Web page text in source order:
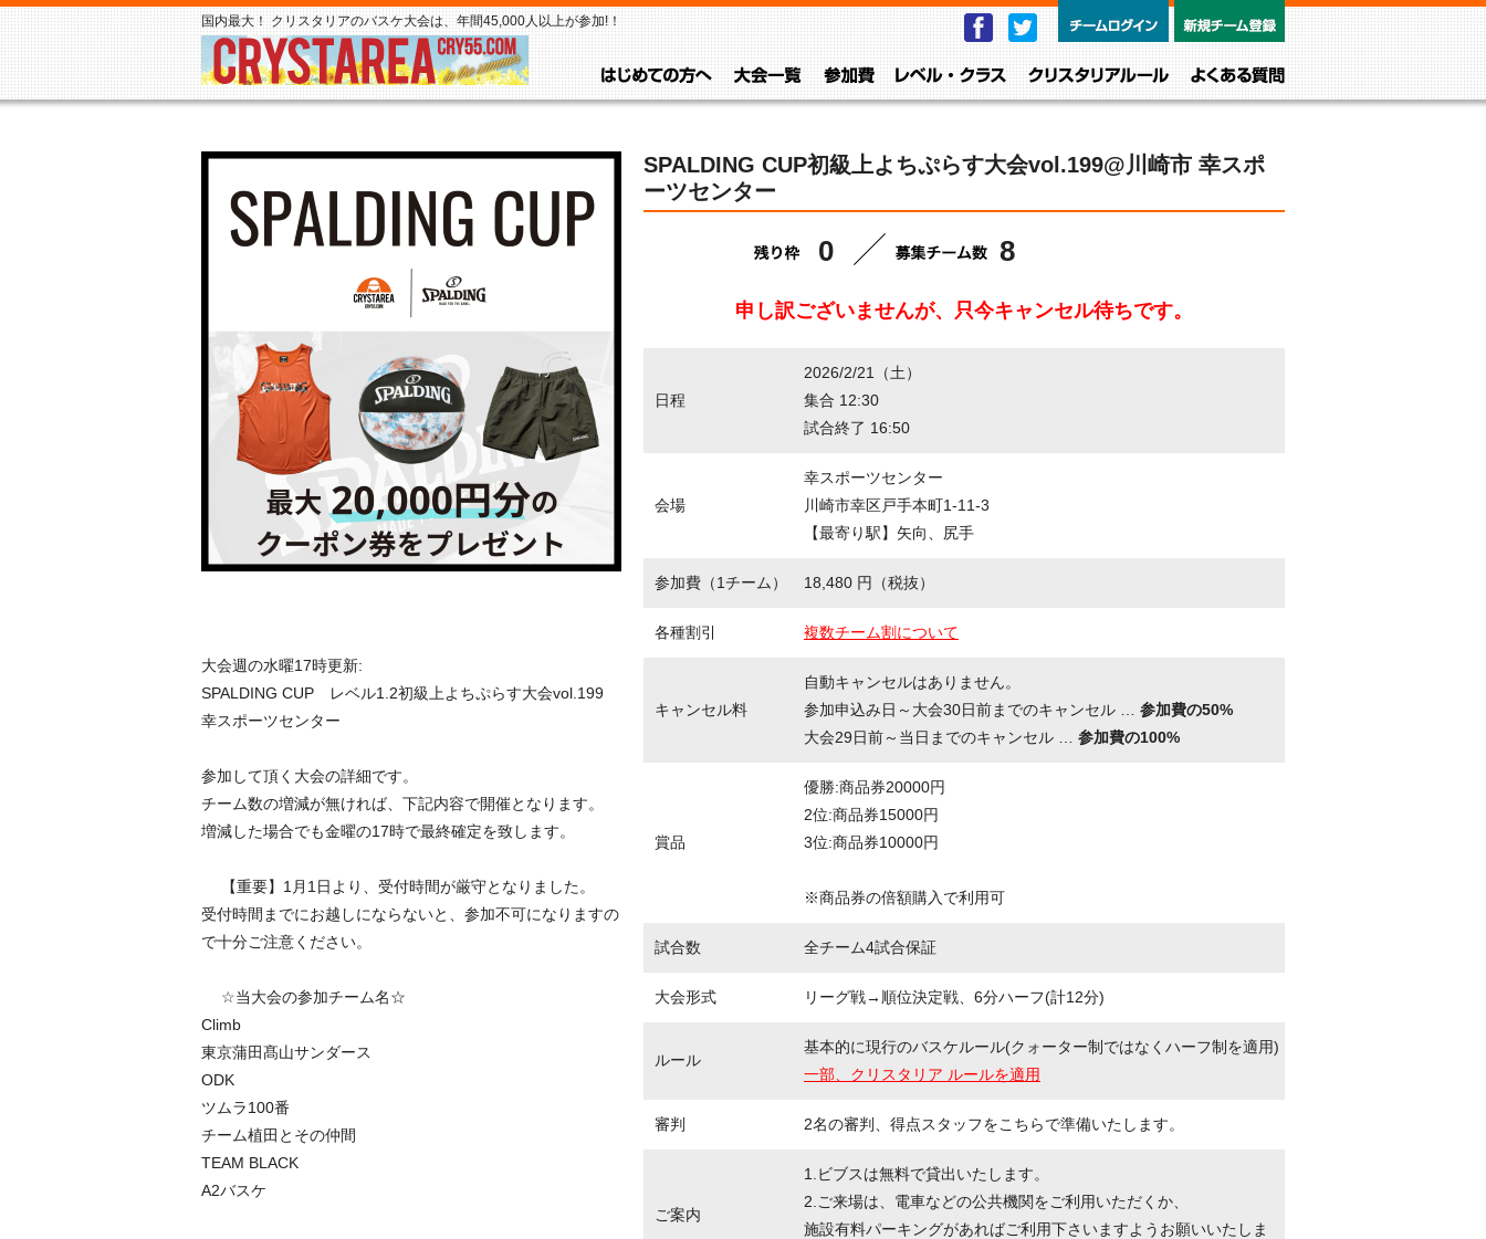
国内最大！ クリスタリアのバスケ大会は、年間45,000人以上が参加!！ FacebookTwitter
はじめての方へ
大会一覧参加費 レベル・クラス
大会週の水曜17時更新:
SPALDING CUP レベル1.2初級上よちぷらす大会vol.199
幸スポーツセンター
参加して頂く大会の詳細です。
チーム数の増減が無ければ、下記内容で開催となります。
増減した場合でも金曜の17時で最終確定を致します。
【重要】1月1日より、受付時間が厳守となりました。
受付時間までにお越しにならないと、参加不可になりますの
で十分ご注意ください。
☆当大会の参加チーム名☆
Climb
東京蒲田髙山サンダース
ODK
ツムラ100番
チーム植田とその仲間
TEAM BLACK
A2バスケ
SPALDING CUP初級上よちぷらす大会vol.199@川崎市 幸スポ
ーツセンター
0 8
申し訳ございませんが、只今キャンセル待ちです。
日程
2026/2/21（土）
集合 12:30
試合終了 16:50
会場
幸スポーツセンター
川崎市幸区戸手本町1-11-3
【最寄り駅】矢向、尻手
参加費（1チーム） 18,480 円（税抜）
各種割引 複数チーム割について
キャンセル料
自動キャンセルはありません。
参加申込み日～大会30日前までのキャンセル … 参加費の50%
大会29日前～当日までのキャンセル … 参加費の100%
賞品
優勝:商品券20000円
2位:商品券15000円
3位:商品券10000円
※商品券の倍額購入で利用可
試合数 全チーム4試合保証
大会形式 リーグ戦→順位決定戦、6分ハーフ(計12分)
ルール
基本的に現行のバスケルール(クォーター制ではなくハーフ制を適用)
一部、クリスタリア ルールを適用
審判 2名の審判、得点スタッフをこちらで準備いたします。
ご案内
1.ビブスは無料で貸出いたします。
2.ご来場は、電車などの公共機関をご利用いただくか、
施設有料パーキングがあればご利用下さいますようお願いいたしま